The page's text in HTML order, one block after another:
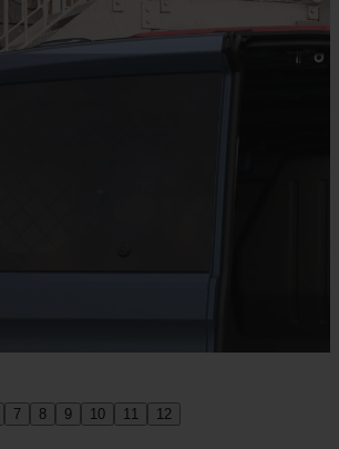
7 8 9 10 11 12